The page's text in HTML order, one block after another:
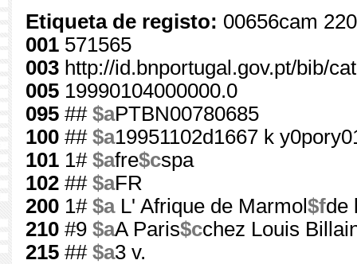
Etiqueta de registo: 00656cam
001 571565
003 http://id.bnportugal.gov.pt/bib/
005 19990104000000.0
095 ## $aPTBN00780685
100 ## $a19951102d1667 k
101 1# $afre$cspa
102 ## $aFR
200 1# $aL' Afrique de Marmol $fde
210 #9 $aA Paris$cchez Louis
215 ## $a3 v.